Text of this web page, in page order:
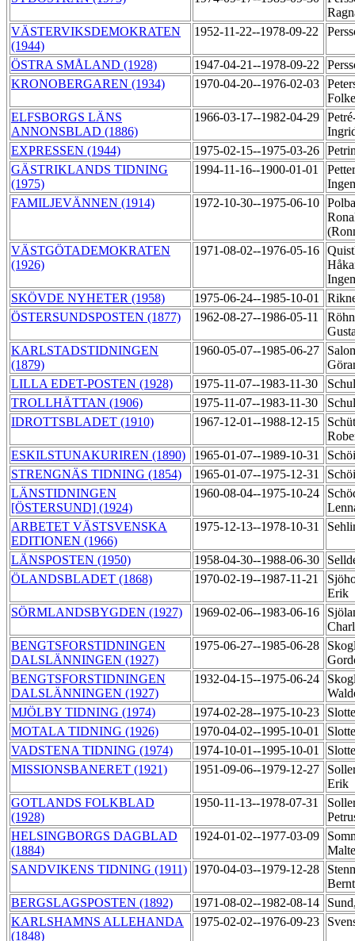
VÄSTERVIKSDEMOKRATEN
(1944)
1952-11-22--1978-09-22
ÖSTRA SMÅLAND (1928) 1947-04-21--1978-09-22
KRONOBERGAREN (1934)
1970-04-20--1976-02-03
ELFSBORGS LÄNS
ANNONSBLAD (1886)
1966-03-17--1982-04-29
EXPRESSEN (1944)
1975-02-15--1975-03-26
GÄSTRIKLANDS TIDNING
(1975)
1994-11-16--1900-01-01
FAMILJEVÄNNEN (1914)
1972-10-30--1975-06-10
VÄSTGÖTADEMOKRATEN
(1926)
1971-08-02--1976-05-16
SKÖVDE NYHETER (1958)
1975-06-24--1985-10-01
ÖSTERSUNDSPOSTEN (1877)
1962-08-27--1986-05-11
KARLSTADSTIDNINGEN
(1879)
1960-05-07--1985-06-27
LILLA EDET-POSTEN (1928)
1975-11-07--1983-11-30
TROLLHÄTTAN (1906)
1975-11-07--1983-11-30
IDROTTSBLADET (1910)
1967-12-01--1988-12-15
ESKILSTUNAKURIREN (1890)
1965-01-07--1989-10-31
STRENGNÄS TIDNING (1854)
1965-01-07--1975-12-31
LÄNSTIDNINGEN
[ÖSTERSUND] (1924)
1960-08-04--1975-10-24
ARBETET VÄSTSVENSKA
EDITIONEN (1966)
1975-12-13--1978-10-31
LÄNSPOSTEN (1950) 1958-04-30--1988-06-30
ÖLANDSBLADET (1868)
1970-02-19--1987-11-21
Erik
SÖRMLANDSBYGDEN (1927)
1969-02-06--1983-06-16
BENGTSFORSTIDNINGEN
DALSLÄNNINGEN (1927)
1975-06-27--1985-06-28
BENGTSFORSTIDNINGEN
DALSLÄNNINGEN (1927)
1932-04-15--1975-06-24
MJÖLBY TIDNING (1974)
1974-02-28--1975-10-23
MOTALA TIDNING (1926)
1970-04-02--1995-10-01
VADSTENA TIDNING (1974)
1974-10-01--1995-10-01
MISSIONSBANERET (1921)
1951-09-06--1979-12-27
Erik
GOTLANDS FOLKBLAD
(1928)
1950-11-13--1978-07-31
HELSINGBORGS DAGBLAD
(1884)
1924-01-02--1977-03-09
SANDVIKENS TIDNING (1911) 1970-04-03--1979-12-28
BERGSLAGSPOSTEN (1892)
1971-08-02--1982-08-14
KARLSHAMNS ALLEHANDA
(1848)
1975-02-02--1976-09-23